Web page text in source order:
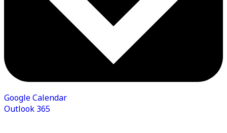
Google Calendar
Outlook 365